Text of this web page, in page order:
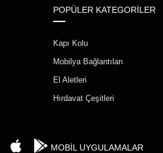
POPÜLER KATEGORİLER
Kapı Kolu
Mobilya Bağlantıları
El Aletleri
Hırdavat Çeşitleri
MOBİL UYGULAMALAR